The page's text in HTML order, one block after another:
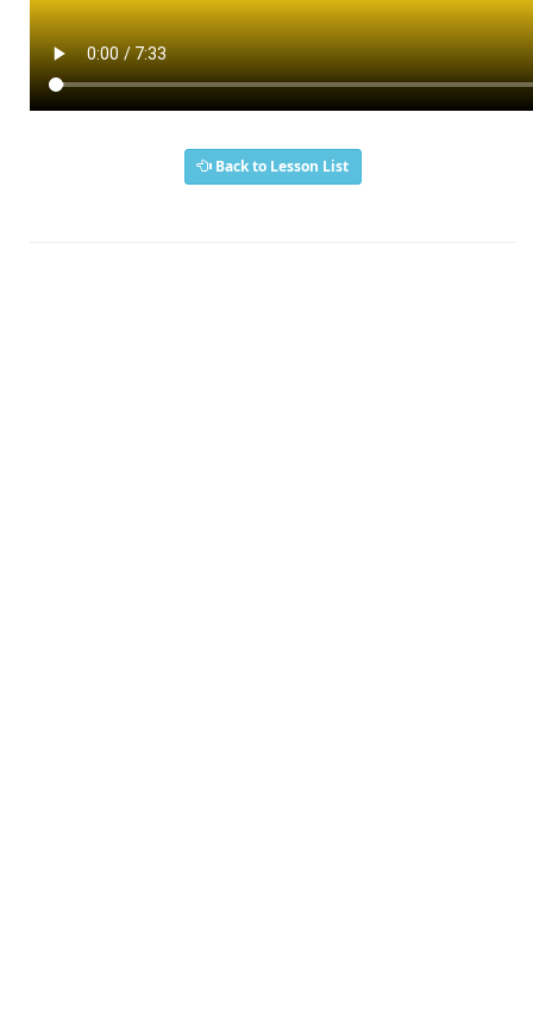
Back to Lesson List